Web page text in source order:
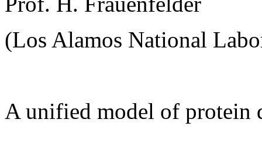
(Los Alamos National
A unified model of protein